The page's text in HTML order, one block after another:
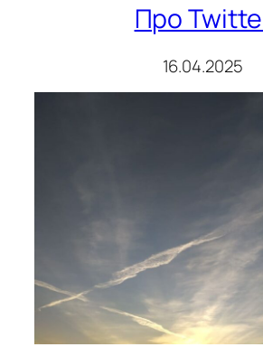
Про
16.04.2025